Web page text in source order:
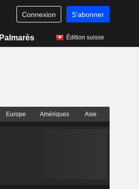
Connexion S'abonner
Palmarès Édition suisse
Europe Amériques Asie